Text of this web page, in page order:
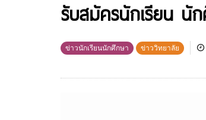
รับสมัครนักเรียน นั
ข่าวนักเรียนนักศึกษา ข่าววิทยาลัย